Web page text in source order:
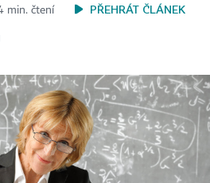
min. čtení PŘEHRÁT ČLÁNEK